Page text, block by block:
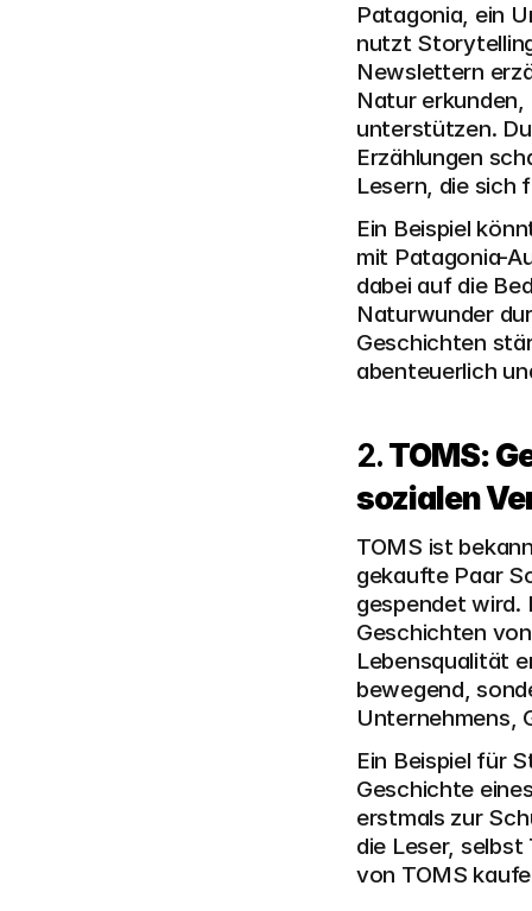
Patagonia, ein
nutzt
Newslettern
Natur
unterstützen.
Erzählungen
Lesern, die sich
Ein Beispiel
mit Patagonia-
dabei auf die
Naturwunder
Geschichten
abenteuerlich
2. TOMS:
sozialen
TOMS ist
gekaufte Paar
gespendet wird.
Geschichten
Lebensqualität
bewegend,
Unternehmens,
Ein Beispiel für
Geschichte
erstmals zur
die Leser,
von TOMS